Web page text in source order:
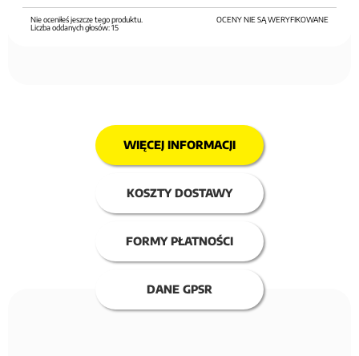
OCENY NIE SĄ WERYFIKOWANE
Nie oceniłeś jeszcze tego produktu.
Liczba oddanych głosów:15
WIĘCEJ INFORMACJI
KOSZTY DOSTAWY
FORMY PŁATNOŚCI
DANE GPSR